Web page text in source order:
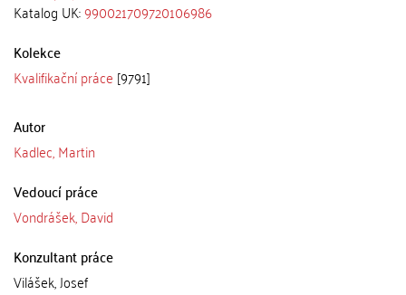
Katalog UK:990021709720106986
Kolekce
Kvalifikační práce [9791]
Autor
Kadlec, Martin
Vedoucí práce
Vondrášek, David
Konzultant práce
Vilášek, Josef